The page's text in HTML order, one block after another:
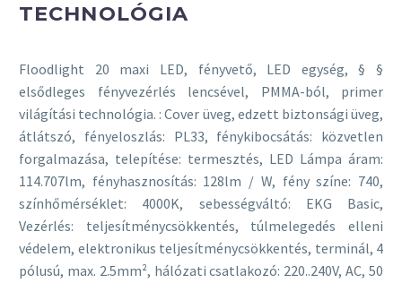
TECHNOLÓGIA
Floodlight 20 maxi LED, fényvető, LED egység, § §
elsődleges fényvezérlés lencsével, PMMA-ból, primer
világítási technológia. : Cover üveg, edzett biztonsági üveg,
átlátszó, fényeloszlás: PL33, fénykibocsátás: közvetlen
forgalmazása, telepítése: termesztés, LED Lámpa áram:
114.707lm, fényhasznosítás: 128lm / W, fény színe: 740,
színhőmérséklet: 4000K, sebességváltó: EKG Basic,
Vezérlés: teljesítménycsökkentés, túlmelegedés elleni
védelem, elektronikus teljesítménycsökkentés, terminál, 4
pólusú, max. 2.5mm², hálózati csatlakozó: 220..240V, AC, 50